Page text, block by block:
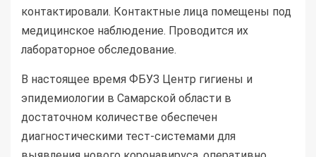
контактировали. Контактные лица помещены под
медицинское наблюдение. Проводится их
лабораторное обследование.
В настоящее время ФБУЗ Центр гигиены и
эпидемиологии в Самарской области в
достаточном количестве обеспечен
диагностическими тест-системами для